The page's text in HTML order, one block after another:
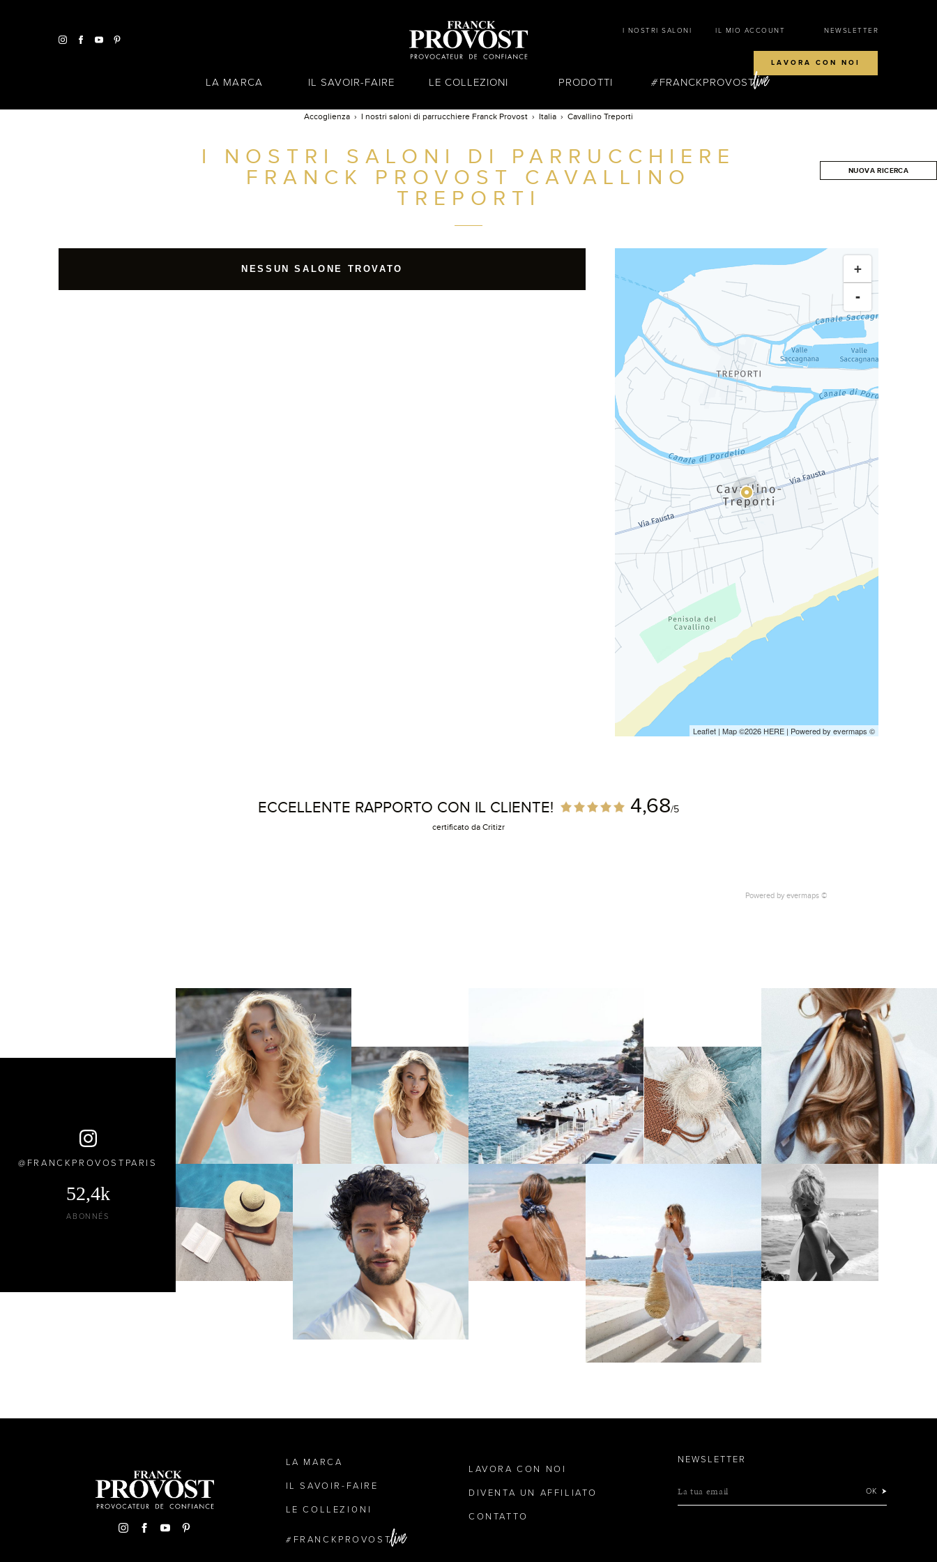
Accoglienza I nostri saloni di parrucchiere Franck Provost Italia Cavallino Treporti
I NOSTRI SALONI DI PARRUCCHIERE
FRANCK PROVOST
CAVALLINO
TREPORTI
NUOVA RICERCA
+
-
Leaflet | Map ©2026 HERE | Powered by evermaps ©
NESSUN SALONE TROVATO
ECCELLENTE RAPPORTO CON IL CLIENTE! 4,68/5
certificato da Critizr
Powered by evermaps ©
I NOSTRI SALONI IL MIO ACCOUNT NEWSLETTER
LAVORA CON NOI
LA MARCA IL SAVOIR-FAIRE LE COLLEZIONI PRODOTTI FRANCKPROVOST
FRANCKPROVOSTPARIS
52,4k
ABONNÉS
LA MARCA
IL SAVOIR-FAIRE
LE COLLEZIONI
FRANCKPROVOST
LAVORA CON NOI
DIVENTA UN AFFILIATO
CONTATTO
NEWSLETTER
La tua email OK